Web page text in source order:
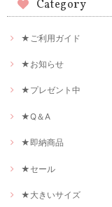
Category
★ご利用ガイド
★お知らせ
★プレゼント中
★Q＆A
★即納商品
★セール
★大きいサイズ